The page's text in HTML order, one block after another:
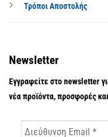
Τρόποι Αποστολής
Newsletter
Εγγραφείτε στο newsletter
νέα προϊόντα, προσφορές